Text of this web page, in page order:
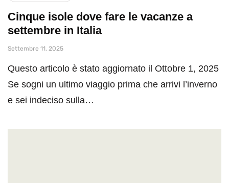
Cinque isole dove fare le vacanze a
settembre in Italia
Settembre 11, 2025
Questo articolo è stato aggiornato il Ottobre 1, 2025
Se sogni un ultimo viaggio prima che arrivi l’inverno
e sei indeciso sulla…